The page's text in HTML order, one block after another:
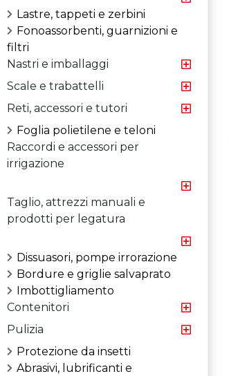
Lastre, tappeti e zerbini
Fonoassorbenti, guarnizioni e
filtri
Nastri e imballaggi
Scale e trabattelli
Reti, accessori e tutori
Foglia polietilene e teloni
Raccordi e accessori per
irrigazione
Taglio, attrezzi manuali e
prodotti per legatura
Dissuasori, pompe irrorazione
Bordure e griglie salvaprato
Imbottigliamento
Contenitori
Pulizia
Protezione da insetti
Abrasivi, lubrificanti e